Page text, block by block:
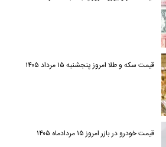
قیمت سکه و طلا امروز پنجشنبه ۱۵ مرداد ۱۴۰۵
قیمت خودرو در بازر امروز ۱۵ مردادماه ۱۴۰۵